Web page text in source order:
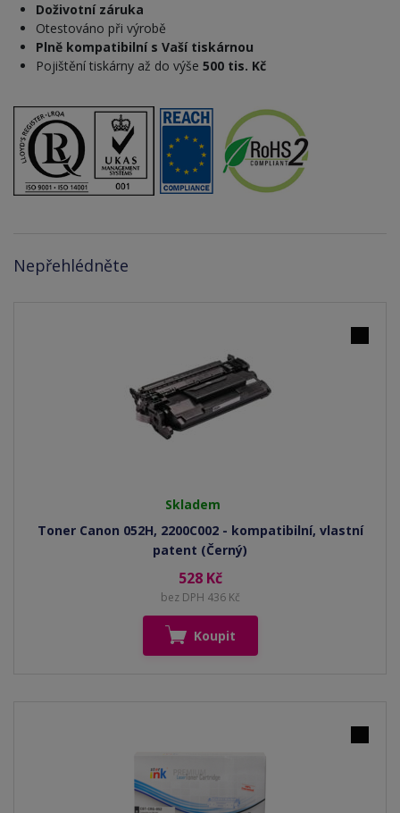
Doživotní záruka
Otestováno při výrobě
Plně kompatibilní s Vaší tiskárnou
Pojištění tiskárny až do výše 500 tis. Kč
Nepřehlédněte
Skladem
Toner Canon 052H, 2200C002 - kompatibilní, vlastní
patent (Černý)
528 Kč
bez DPH 436 Kč
Koupit